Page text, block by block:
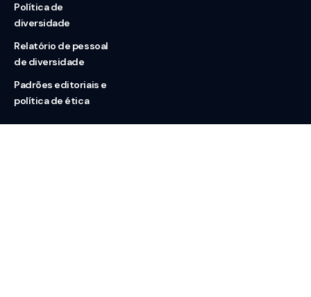
Política de
diversidade
Relatório de pessoal
de diversidade
Padrões editoriais e
política de ética